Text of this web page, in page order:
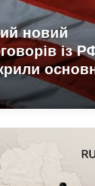
новий
із